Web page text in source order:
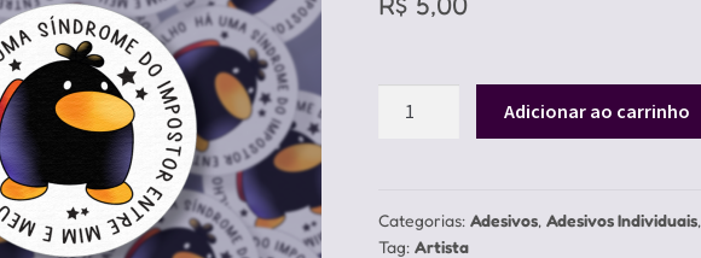
quantidade
Adicionar ao carrinho
Categorias: Adesivos, Adesivos Individuais,
Tag: Artista